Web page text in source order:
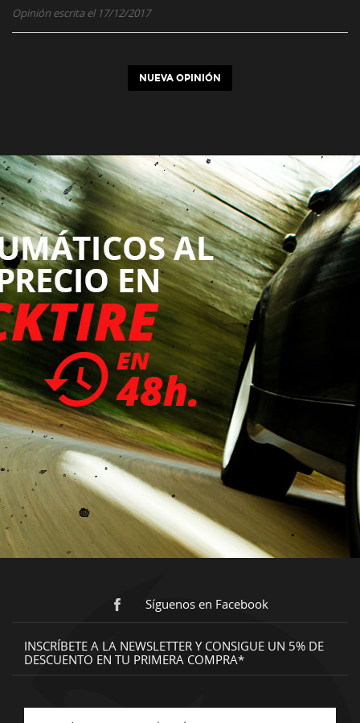
Opinión escrita el 17/12/2017
NUEVA OPINIÓN
Síguenos en Facebook
INSCRÍBETE A LA NEWSLETTER Y CONSIGUE UN 5% DE
DESCUENTO EN TU PRIMERA COMPRA*